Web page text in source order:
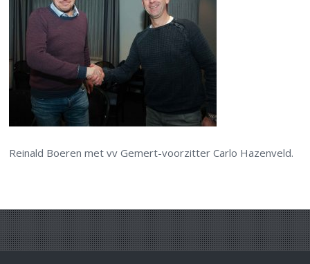
Reinald Boeren met vv Gemert-voorzitter Carlo Hazenveld.